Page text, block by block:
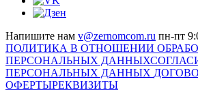
Напишите нам v@zernomcom.ru пн-пт
ПОЛИТИКА В ОТНОШЕНИИ
ПЕРСОНАЛЬНЫХ ДАННЫХ
ПЕРСОНАЛЬНЫХ ДАННЫХ
ОФЕРТЫРЕКВИЗИТЫ